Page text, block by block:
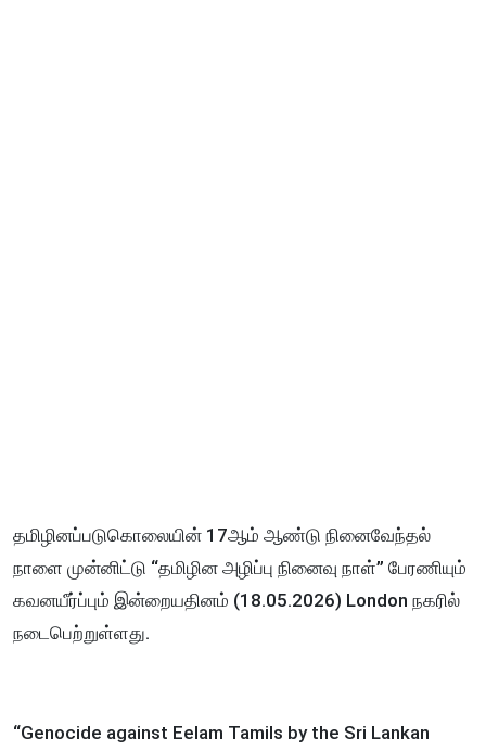
தமிழினப்படுகொலையின் 17ஆம் ஆண்டு நினைவேந்தல்
நாளை முன்னிட்டு “தமிழின அழிப்பு நினைவு நாள்” பேரணியும்
கவனயீர்ப்பும் இன்றையதினம் (18.05.2026) London நகரில்
நடைபெற்றுள்ளது.
“Genocide against Eelam Tamils by the Sri Lankan